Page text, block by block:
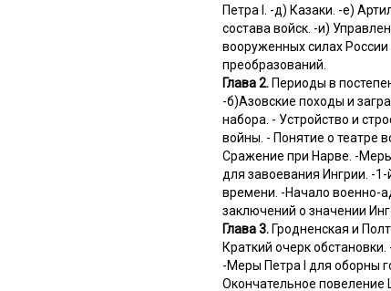
Петра I. -д) Казаки. -е)
состава войск. -и)
вооруженных силах
преобразований.
Глава 2.Периоды в
-б)Азовские походы и
набора. - Устройство и
войны. - Понятие о театре
Сражение при Нарве. -Меры
для завоевания Ингрии. -
времени. -Начало военно-
заключений о значении
Глава 3.Гродненская и
Краткий очерк
-Меры Петра I для оборны
Окончательное повеление